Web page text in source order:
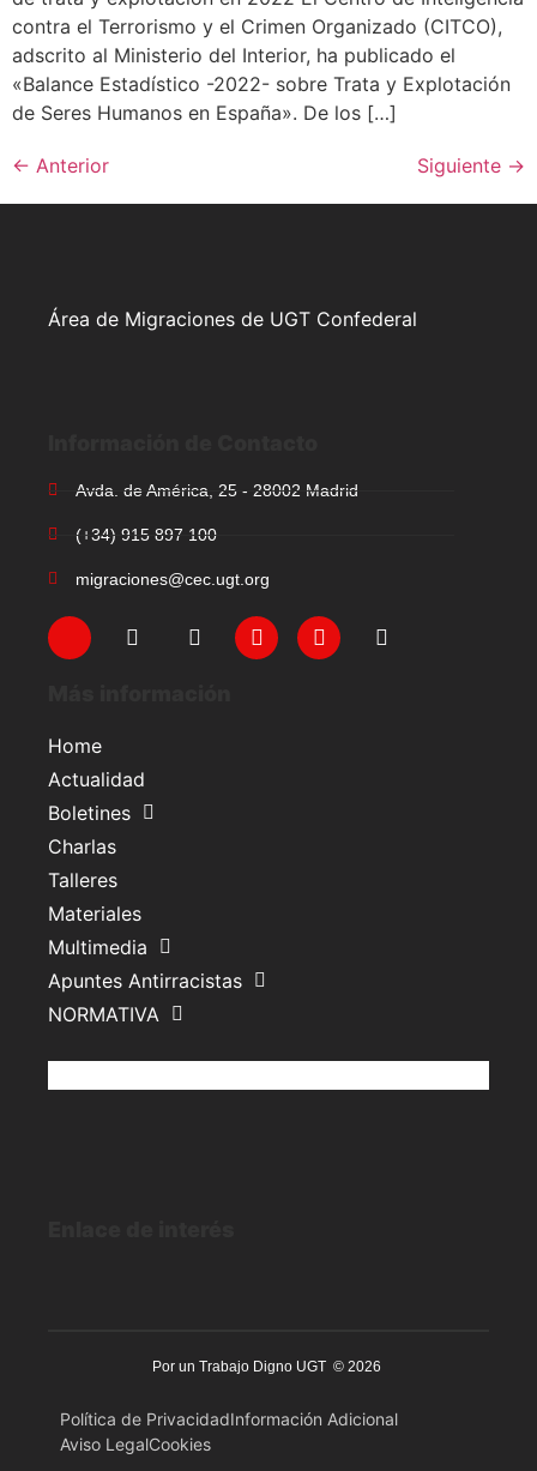
contra el Terrorismo y el Crimen Organizado (CITCO),
adscrito al Ministerio del Interior, ha publicado el
«Balance Estadístico -2022- sobre Trata y Explotación
de Seres Humanos en España». De los […]
← Anterior Siguiente →
Área de Migraciones de UGT Confederal
Avda. de América, 25 - 28002 Madrid
(+34) 915 897 100
migraciones@cec.ugt.org
Home
Actualidad
Boletines
Charlas
Talleres
Materiales
Multimedia
Apuntes Antirracistas
NORMATIVA
Por un Trabajo Digno UGT © 2026
Política de PrivacidadInformación Adicional
Aviso LegalCookies